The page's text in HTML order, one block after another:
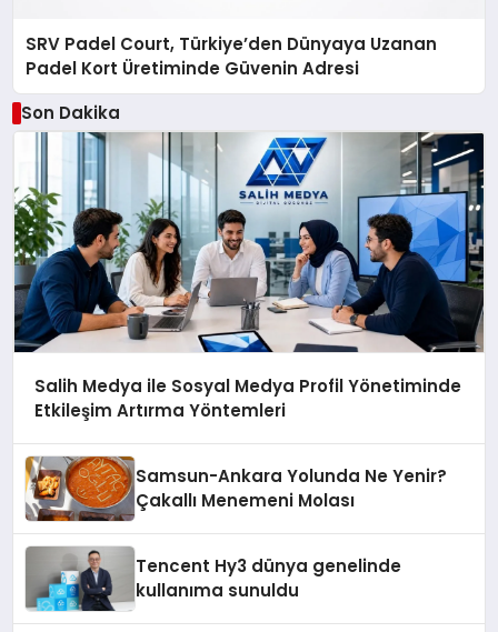
SRV Padel Court, Türkiye’den Dünyaya Uzanan
Padel Kort Üretiminde Güvenin Adresi
Son Dakika
Salih Medya ile Sosyal Medya Profil Yönetiminde
Etkileşim Artırma Yöntemleri
Samsun-Ankara Yolunda Ne Yenir?
Çakallı Menemeni Molası
Tencent Hy3 dünya genelinde
kullanıma sunuldu